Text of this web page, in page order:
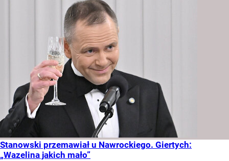
Stanowski przemawiał u Nawrockiego. Giertych:
„Wazelina jakich mało”